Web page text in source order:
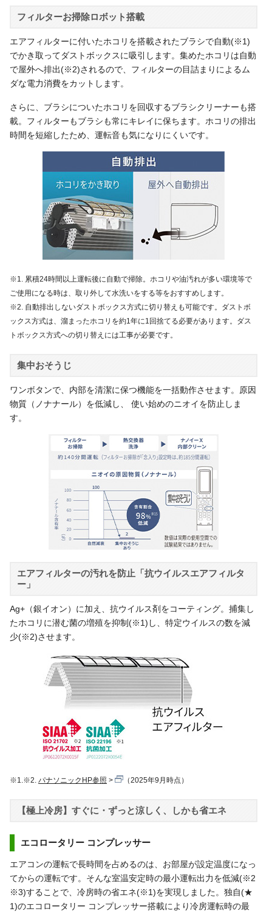
フィルターお掃除ロボット搭載
エアフィルターに付いたホコリを搭載されたブラシで自動(※1)
でかき取ってダストボックスに吸引します。集めたホコリは自動
で屋外へ排出(※2)されるので、フィルターの目詰まりによるム
ダな電力消費をカットします。
さらに、ブラシについたホコリを回収するブラシクリーナーも搭
載。フィルターもブラシも常にキレイに保ちます。ホコリの排出
時間を短縮したため、運転音も気になりにくいです。
※1. 累積24時間以上運転後に自動で掃除。ホコリや油汚れが多い環境等で
ご使用になる時は、取り外して水洗いをする等をおすすめします。
※2. 自動排出しないダストボックス方式に切り替えも可能です。ダストボ
ックス方式は、溜まったホコリを約1年に1回捨てる必要があります。ダス
トボックス方式への切り替えには工事が必要です。
集中おそうじ
ワンボタンで、内部を清潔に保つ機能を一括動作させます。原因
物質（ノナナール）を低減し、 使い始めのニオイを防止しま
す。
エアフィルターの汚れを防止「抗ウイルスエアフィルタ
ー」
Ag+（銀イオン）に加え、抗ウイルス剤をコーティング。捕集し
たホコリに潜む菌の増殖を抑制(※1)し、特定ウイルスの数を減
少(※2)させます。
※1.※2. パナソニックHP参照 （2025年9月時点）
【極上冷房】すぐに・ずっと涼しく、しかも省エネ
エコロータリー コンプレッサー
エアコンの運転で長時間を占めるのは、お部屋が設定温度になっ
てからの運転です。そんな室温安定時の最小運転出力を低減(※2
※3)することで、冷房時の省エネ(※1)を実現しました。独自(★
1)のエコロータリー コンプレッサー搭載により冷房運転時の最